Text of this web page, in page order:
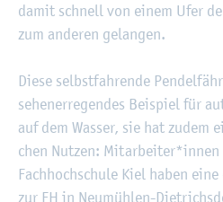
damit schnell von einem Ufer
zum an­de­ren ge­lan­gen.
Diese selbst­fah­ren­de
se­hen­er­re­gen­des Bei­spiel für
auf dem Was­ser, sie hat
chen Nut­zen:
Fach­hoch­schu­le Kiel haben
zur FH in Neu­müh­len-